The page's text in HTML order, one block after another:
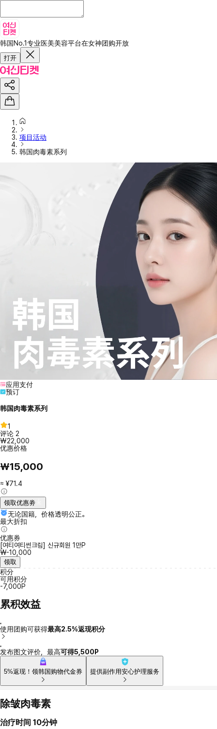
韩国No.1专业医美美容平台在女神团购开放
打开
项目活动
韩国肉毒素系列
应用支付
预订
韩国肉毒素系列
1
评论 2
₩22,000
优惠价格
₩15,000
≈ ¥71.4
领取优惠劵
无论国籍，价格透明公正。
最大折扣
优惠券
[여티여티썬크림] 신규회원 1만P
₩-10,000
领取
积分
可用积分
-7,000P
累积效益
使用团购可获得最高2.5%返现积分
发布图文评价，最高可得5,500P
5%返现！领韩国购物代金券 提供副作用安心护理服务
除皱肉毒素
治疗时间 10分钟